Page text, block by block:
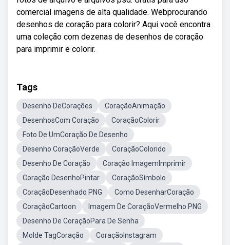
comercial imagens de alta qualidade. Webprocurando
desenhos de coração para colorir? Aqui você encontra
uma coleção com dezenas de desenhos de coração
para imprimir e colorir.
Tags
Desenho DeCorações
CoraçãoAnimação
DesenhosCom Coração
CoraçãoColorir
Foto De UmCoração De Desenho
Desenho CoraçãoVerde
CoraçãoColorido
Desenho De Coração
Coração ImagemImprimir
Coração DesenhoPintar
CoraçãoSímbolo
CoraçãoDesenhado PNG
Como DesenharCoração
CoraçãoCartoon
Imagem De CoraçãoVermelho PNG
Desenho De CoraçãoPara De Senha
Molde TagCoração
CoraçãoInstagram